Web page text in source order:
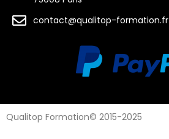
contact@qualitop-formation.fr
Qualitop Formation© 2015-2025